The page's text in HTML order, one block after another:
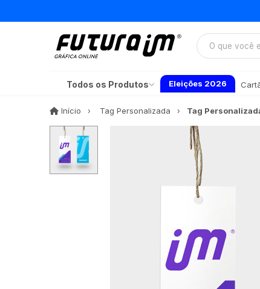
Todos os Produtos Eleições 2026
Início Início Tag Personalizada Tag